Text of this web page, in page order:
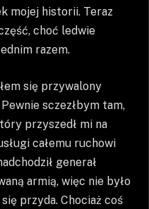
mojej historii. Teraz
choć ledwie
razem.
się przywalony
sczezłbym tam,
przyszedł mi na
całemu ruchowi
generał
armią, więc nie było
przyda. Chociaż coś